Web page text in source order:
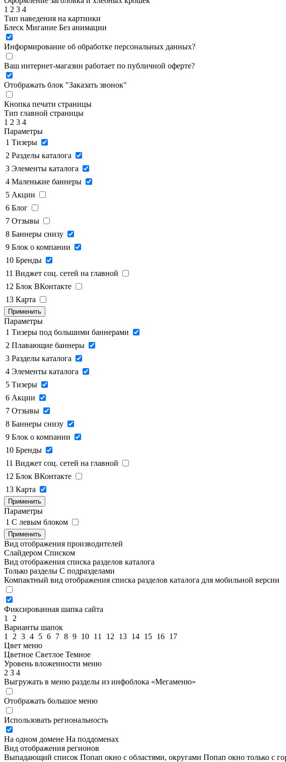
1 2 3 4
Тип наведения на картинки
Блеск Мигание Без анимации
Информирование об обработке персональных данных?
Ваш интернет-магазин работает по публичной оферте?
Отображать блок "Заказать звонок"
Кнопка печати страницы
Тип главной страницы
1 2 3 4
Параметры
1 Тизеры
2 Разделы каталога
3 Элементы каталога
4 Маленькие баннеры
5 Акции
6 Блог
7 Отзывы
8 Баннеры снизу
9 Блок о компании
10 Бренды
11 Виджет соц. сетей на главной
12 Блок ВКонтакте
13 Карта
Применить
Параметры
1 Тизеры под большими баннерами
2 Плавающие баннеры
3 Разделы каталога
4 Элементы каталога
5 Тизеры
6 Акции
7 Отзывы
8 Баннеры снизу
9 Блок о компании
10 Бренды
11 Виджет соц. сетей на главной
12 Блок ВКонтакте
13 Карта
Применить
Параметры
1 C левым блоком
Применить
Вид отображения производителей
Слайдером Списком
Вид отображения списка разделов каталога
Только разделы С подразделами
Компактный вид отображения списка разделов каталога для мобильной версии
Фиксированная шапка сайта
1
2
Варианты шапок
1
2 3 4 5 6 7 8 9 10 11 12 13 14 15 16 17
Цвет меню
Цветное Светлое Темное
Уровень вложенности меню
2 3 4
Выгружать в меню разделы из инфоблока «Мегаменю»
Отображать большое меню
Использовать региональность
На одном домене На поддоменах
Вид отображения регионов
Выпадающий список Попап окно c областями, округами Попап окно только с